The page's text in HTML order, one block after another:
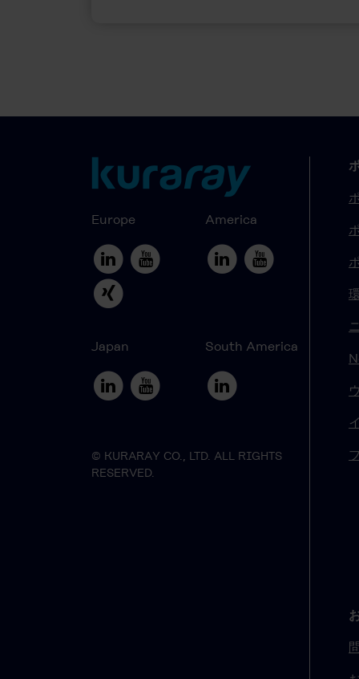
Europe America
Japan South America
© KURARAY CO., LTD. ALL RIGHTS
RESERVED.